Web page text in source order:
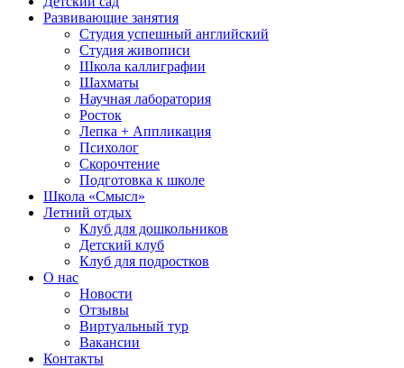
Развивающие занятия
Студия успешный английский
Студия живописи
Школа каллиграфии
Шахматы
Научная лаборатория
Росток
Лепка + Аппликация
Психолог
Скорочтение
Подготовка к школе
Школа «Смысл»
Летний отдых
Клуб для дошкольников
Детский клуб
Клуб для подростков
О нас
Новости
Отзывы
Виртуальный тур
Вакансии
Контакты